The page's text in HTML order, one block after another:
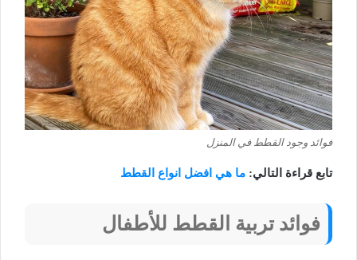
فوائد وجود القطط في المنزل
تابع قراءة التالي: ما هي افضل انواع القطط
فوائد تربية القطط للأطفال